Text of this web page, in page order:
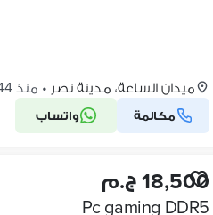
ميدان الساعة، مدينة نصر • منذ 44 دقائق
مكالمة واتساب
18,500 ج.م
Pc gaming DDR5